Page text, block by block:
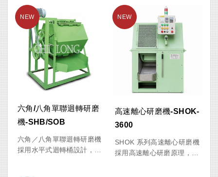
六角/八角單聯迴轉研磨
機-SHB/SOB
六角／八角單聯迴轉研磨機
採用水平式迴轉桶設計，透
高速離心研磨機-SHOK-
3600
SHOK 系列高速離心研磨機
採用高速離心研磨原理，透